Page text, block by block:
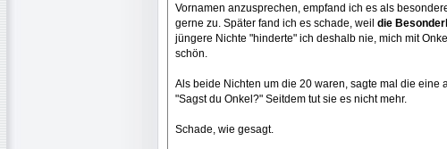
Vornamen anzusprechen, empfand ich es als
gerne zu. Später fand ich es schade, weil die
jüngere Nichte "hinderte" ich deshalb nie, mich mit
schön.
Als beide Nichten um die 20 waren, sagte mal die eine
"Sagst du Onkel?" Seitdem tut sie es nicht mehr.
Schade, wie gesagt.